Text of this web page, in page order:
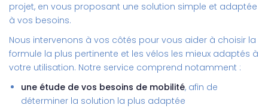
projet, en vous proposant une solution simple et adaptée
à vos besoins.
Nous intervenons à vos côtés pour vous aider à choisir la
formule la plus pertinente et les vélos les mieux adaptés à
votre utilisation. Notre service comprend notamment :
une étude de vos besoins de mobilité, afin de
déterminer la solution la plus adaptée